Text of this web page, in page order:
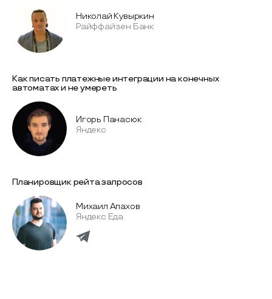
Николай Кувыркин
Райффайзен Банк
Как писать платежные интеграции на конечных
автоматах и не умереть
Игорь Панасюк
Яндекс
Планировщик рейта запросов
Михаил Апахов
Яндекс Еда